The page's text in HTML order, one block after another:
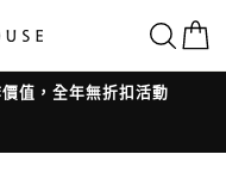
搜尋
值，全年無折扣活動